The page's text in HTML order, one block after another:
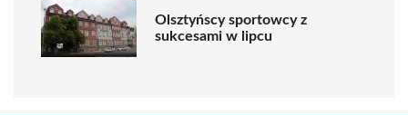
Olsztyńscy sportowcy z
sukcesami w lipcu